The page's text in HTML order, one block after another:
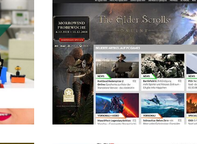
Elder Scrolls Online-
für Cowana GmbH /
Computec Media GmbH
Bethesda
Werbekampagne
Programmierung Gaming